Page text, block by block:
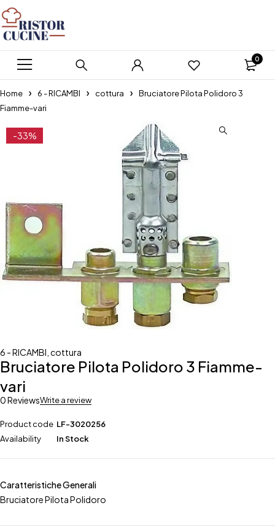
0
Home 6 - RICAMBI cottura
Bruciatore Pilota Polidoro 3
Fiamme-vari
-33%
6 - RICAMBI cottura
Bruciatore Pilota Polidoro 3 Fiamme-
vari
0 ReviewsWrite a review
Product code LF-3020256
Availability
In Stock
Caratteristiche Generali
Bruciatore Pilota Polidoro